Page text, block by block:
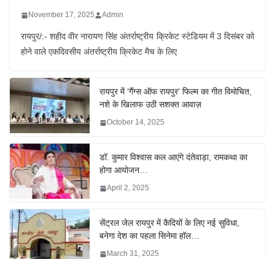
November 17, 2025 Admin
रायपुर/:- शहीद वीर नारायण सिंह अंतर्राष्ट्रीय क्रिकेट स्टेडियम में 3 दिसंबर को
होने वाले एकदिवसीय अंतर्राष्ट्रीय क्रिकेट मैच के लिए
रायपुर में ‘गैंग्स ऑफ रायपुर’ फिल्म का गीत विमोचित,
नशे के खिलाफ उठी सशक्त आवाज़
October 14, 2025
डॉ. कुमार विश्वास कल आएंगे दंतेवाड़ा, रामकथा का
होगा आयोजन…
April 2, 2025
सेंट्रल जेल रायपुर में कैदियों के लिए नई सुविधा,
बनेगा देश का पहला सिनेमा हॉल…
March 31, 2025